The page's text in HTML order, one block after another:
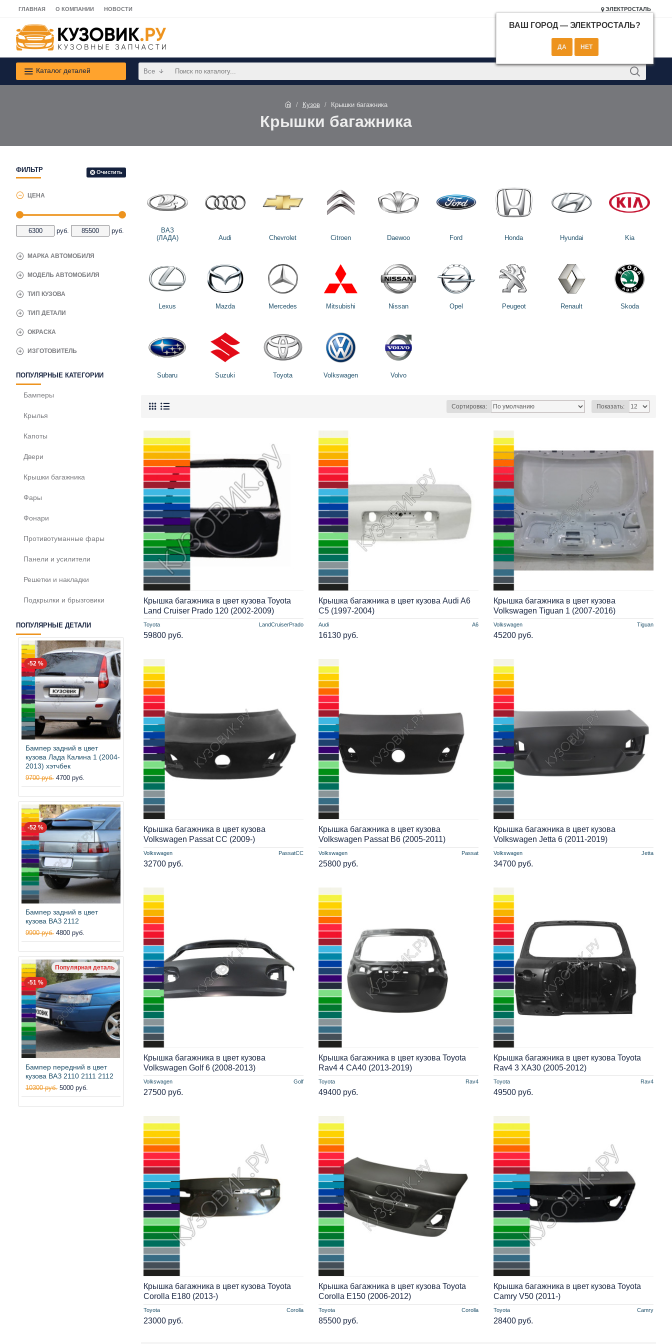
ГЛАВНАЯ О КОМПАНИИ НОВОСТИ ЭЛЕКТРОСТАЛЬ
ВАШ ГОРОД — ЭЛЕКТРОСТАЛЬ?
Каталог деталей Все
Кузов Крышки багажника
Крышки багажника
ФИЛЬТР Очистить
ЦЕНА
руб. руб.
МАРКА АВТОМОБИЛЯ
ОКРАСКА
МОДЕЛЬ АВТОМОБИЛЯ
ТИП КУЗОВА
ТИП ДЕТАЛИ
ИЗГОТОВИТЕЛЬ
ПОПУЛЯРНЫЕ КАТЕГОРИИ
Бамперы
Крылья
Капоты
Двери
Крышки багажника
Фары
Фонари
Противотуманные фары
Панели и усилители
Решетки и накладки
Подкрылки и брызговики
ПОПУЛЯРНЫЕ ДЕТАЛИ
-52 %
Бампер задний в цвет
кузова Лада Калина 1 (2004-
2013) хэтчбек
9700 руб. 4700 руб.
-52 %
Бампер задний в цвет
кузова ВАЗ 2112
9900 руб. 4800 руб.
Популярная деталь
-51 %
Бампер передний в цвет
кузова ВАЗ 2110 2111 2112
10300 руб. 5000 руб.
ВАЗ
(ЛАДА)
Audi Chevrolet Citroen Daewoo Ford Honda Hyundai Kia
Lexus Mazda Mercedes Mitsubishi Nissan Opel Peugeot Renault Skoda
Subaru Suzuki Toyota Volkswagen Volvo
Сортировка: Показать:
Toyota LandCruiserPrado
Крышка багажника в цвет кузова Toyota
Land Cruiser Prado 120 (2002-2009)
59800 руб.
Audi A6
Крышка багажника в цвет кузова Audi A6
C5 (1997-2004)
16130 руб.
Volkswagen Tiguan
Крышка багажника в цвет кузова
Volkswagen Tiguan 1 (2007-2016)
45200 руб.
Volkswagen PassatCC
Крышка багажника в цвет кузова
Volkswagen Passat CC (2009-)
32700 руб.
Volkswagen Passat
Крышка багажника в цвет кузова
Volkswagen Passat B6 (2005-2011)
25800 руб.
Volkswagen Jetta
Крышка багажника в цвет кузова
Volkswagen Jetta 6 (2011-2019)
34700 руб.
Volkswagen Golf
Крышка багажника в цвет кузова
Volkswagen Golf 6 (2008-2013)
27500 руб.
Toyota Rav4
Крышка багажника в цвет кузова Toyota
Rav4 4 СA40 (2013-2019)
49400 руб.
Toyota Rav4
Крышка багажника в цвет кузова Toyota
Rav4 3 XA30 (2005-2012)
49500 руб.
Toyota Corolla
Крышка багажника в цвет кузова Toyota
Corolla E180 (2013-)
23000 руб.
Toyota Corolla
Крышка багажника в цвет кузова Toyota
Corolla E150 (2006-2012)
85500 руб.
Toyota Camry
Крышка багажника в цвет кузова Toyota
Camry V50 (2011-)
28400 руб.